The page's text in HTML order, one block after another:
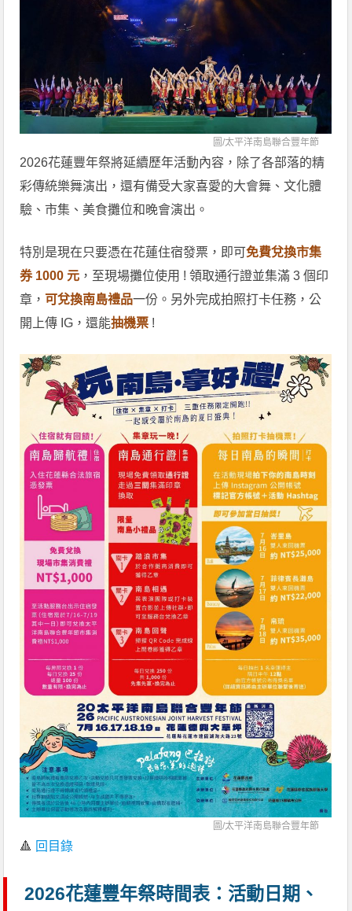
圖/太平洋南島聯合豐年節
2026花蓮豐年祭將延續歷年活動內容，除了各部落的精
彩傳統樂舞演出，還有備受大家喜愛的大會舞、文化體
驗、市集、美食攤位和晚會演出。
特別是現在只要憑在花蓮住宿發票，即可免費兌換市集
券 1000 元 ，至現場攤位使用 ! 領取通行證並集滿 3 個印
章，可兌換南島禮品一份。另外完成拍照打卡任務，公
開上傳 IG，還能抽機票 !
圖/太平洋南島聯合豐年節
🔺 回目錄
2026花蓮豐年祭時間表：活動日期、